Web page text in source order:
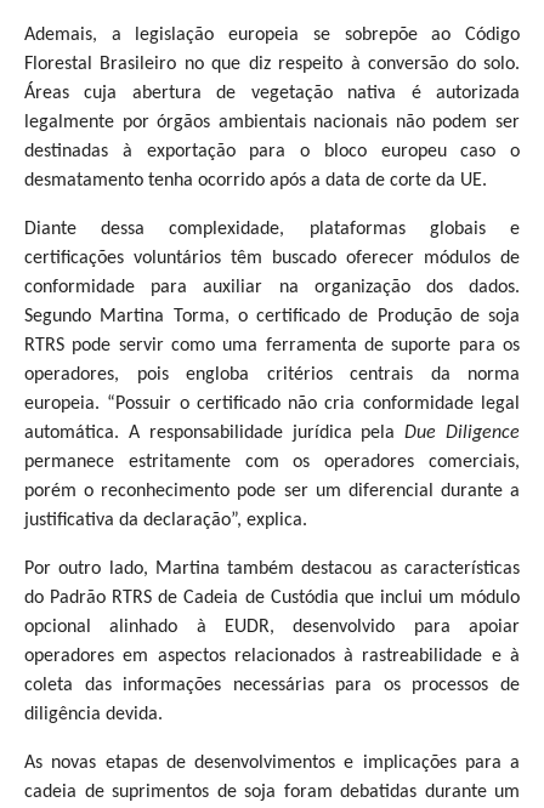
Ademais, a legislação europeia se sobrepõe ao Código
Florestal Brasileiro no que diz respeito à conversão do solo.
Áreas cuja abertura de vegetação nativa é autorizada
legalmente por órgãos ambientais nacionais não podem ser
destinadas à exportação para o bloco europeu caso o
desmatamento tenha ocorrido após a data de corte da UE.
Diante dessa complexidade, plataformas globais e
certificações voluntários têm buscado oferecer módulos de
conformidade para auxiliar na organização dos dados.
Segundo Martina Torma, o certificado de Produção de soja
RTRS pode servir como uma ferramenta de suporte para os
operadores, pois engloba critérios centrais da norma
europeia. “Possuir o certificado não cria conformidade legal
automática. A responsabilidade jurídica pelaDue Diligence
permanece estritamente com os operadores comerciais,
porém o reconhecimento pode ser um diferencial durante a
justificativa da declaração”, explica.
Por outro lado, Martina também destacou as características
do Padrão RTRS de Cadeia de Custódia que inclui um módulo
opcional alinhado à EUDR, desenvolvido para apoiar
operadores em aspectos relacionados à rastreabilidade e à
coleta das informações necessárias para os processos de
diligência devida.
As novas etapas de desenvolvimentos e implicações para a
cadeia de suprimentos de soja foram debatidas durante um